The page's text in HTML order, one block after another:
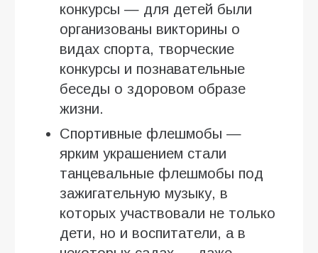
конкурсы — для детей были
организованы викторины о
видах спорта, творческие
конкурсы и познавательные
беседы о здоровом образе
жизни.
Спортивные флешмобы —
ярким украшением стали
танцевальные флешмобы под
зажигательную музыку, в
которых участвовали не только
дети, но и воспитатели, а в